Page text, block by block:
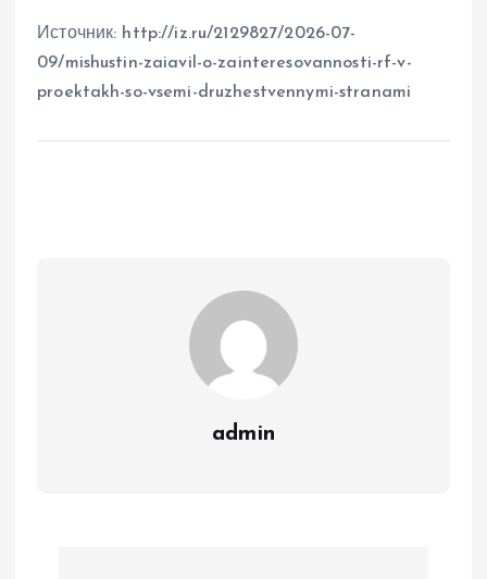
Источник: http://iz.ru/2129827/2026-07-
09/mishustin-zaiavil-o-zainteresovannosti-rf-v-
proektakh-so-vsemi-druzhestvennymi-stranami
admin